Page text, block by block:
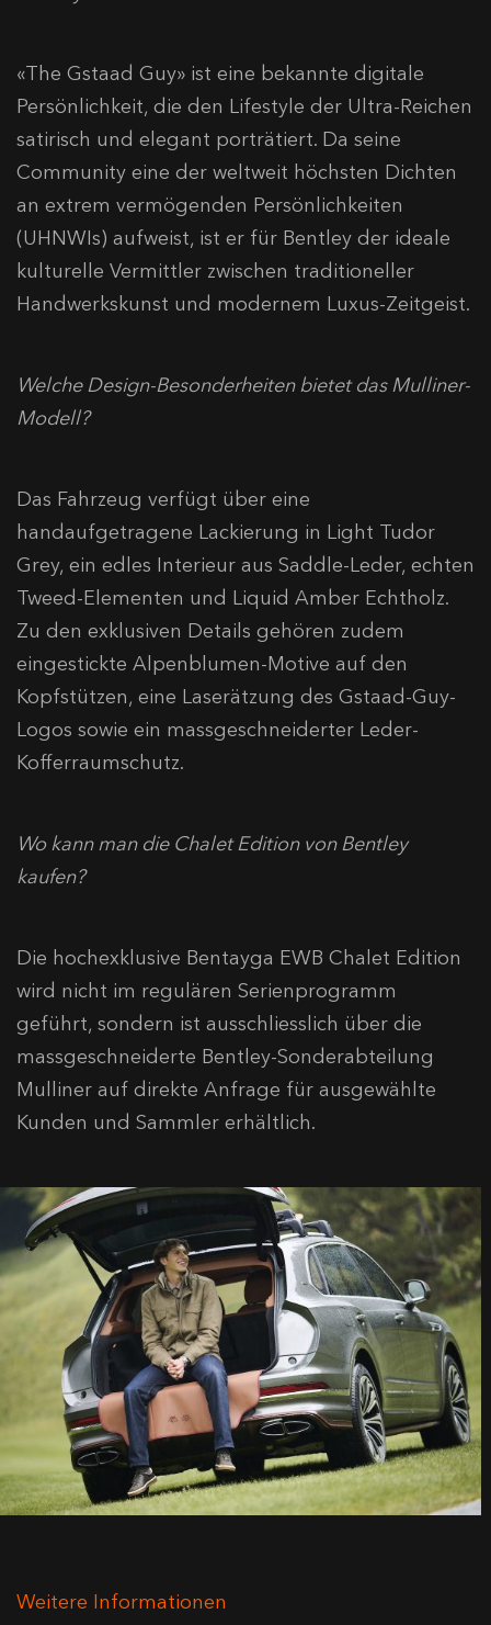
«The Gstaad Guy» ist eine bekannte digitale
Persönlichkeit, die den Lifestyle der Ultra-Reichen
satirisch und elegant porträtiert. Da seine
Community eine der weltweit höchsten Dichten
an extrem vermögenden Persönlichkeiten
(UHNWIs) aufweist, ist er für Bentley der ideale
kulturelle Vermittler zwischen traditioneller
Handwerkskunst und modernem Luxus-Zeitgeist.
Welche Design-Besonderheiten bietet das Mulliner-
Modell?
Das Fahrzeug verfügt über eine
handaufgetragene Lackierung in Light Tudor
Grey, ein edles Interieur aus Saddle-Leder, echten
Tweed-Elementen und Liquid Amber Echtholz.
Zu den exklusiven Details gehören zudem
eingestickte Alpenblumen-Motive auf den
Kopfstützen, eine Laserätzung des Gstaad-Guy-
Logos sowie ein massgeschneiderter Leder-
Kofferraumschutz.
Wo kann man die Chalet Edition von Bentley
kaufen?
Die hochexklusive Bentayga EWB Chalet Edition
wird nicht im regulären Serienprogramm
geführt, sondern ist ausschliesslich über die
massgeschneiderte Bentley-Sonderabteilung
Mulliner auf direkte Anfrage für ausgewählte
Kunden und Sammler erhältlich.
Weitere Informationen